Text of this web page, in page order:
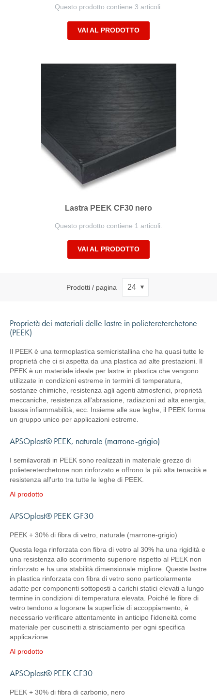
Questo prodotto contiene 3 articoli.
VAI AL PRODOTTO
Lastra PEEK CF30 nero
Questo prodotto contiene 1 articoli.
VAI AL PRODOTTO
Prodotti / pagina
Proprietà dei materiali delle lastre in polietereterchetone
(PEEK)
Il PEEK è una termoplastica semicristallina che ha quasi tutte le
proprietà che ci si aspetta da una plastica ad alte prestazioni. Il
PEEK è un materiale ideale per lastre in plastica che vengono
utilizzate in condizioni estreme in termini di temperatura,
sostanze chimiche, resistenza agli agenti atmosferici, proprietà
meccaniche, resistenza all'abrasione, radiazioni ad alta energia,
bassa infiammabilità, ecc. Insieme alle sue leghe, il PEEK forma
un gruppo unico per applicazioni estreme.
APSOplast® PEEK, naturale (marrone-grigio)
I semilavorati in PEEK sono realizzati in materiale grezzo di
polietereterchetone non rinforzato e offrono la più alta tenacità e
resistenza all'urto tra tutte le leghe di PEEK.
Al prodotto
APSOplast® PEEK GF30
PEEK + 30% di fibra di vetro, naturale (marrone-grigio)
Questa lega rinforzata con fibra di vetro al 30% ha una rigidità e
una resistenza ​​allo scorrimento superiore rispetto al PEEK non
rinforzato e ha una stabilità dimensionale migliore. Queste lastre
in plastica rinforzata con fibra di vetro sono particolarmente
adatte per componenti sottoposti a carichi statici elevati a lungo
termine in condizioni di temperatura elevata. Poiché le fibre di
vetro tendono a logorare la superficie di accoppiamento, è
necessario verificare attentamente in anticipo l'idoneità come
materiale per cuscinetti a strisciamento per ogni specifica
applicazione.
Al prodotto
APSOplast® PEEK CF30
PEEK + 30% di fibra di carbonio, nero